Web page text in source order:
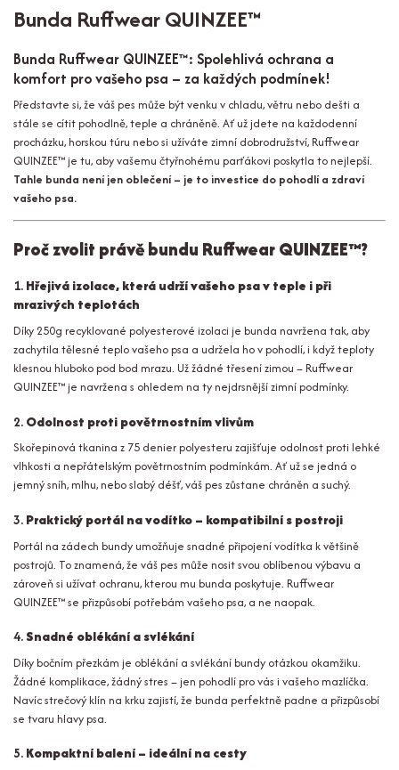
Bunda Ruffwear QUINZEE™
Bunda Ruffwear QUINZEE™: Spolehlivá ochrana a
komfort pro vašeho psa – za každých podmínek!
Představte si, že váš pes může být venku v chladu, větru nebo dešti a
stále se cítit pohodlně, teple a chráněně. Ať už jdete na každodenní
procházku, horskou túru nebo si užíváte zimní dobrodružství, Ruffwear
QUINZEE™ je tu, aby vašemu čtyřnohému parťákovi poskytla to nejlepší.
Tahle bunda není jen oblečení – je to investice do pohodlí a zdraví
vašeho psa.
Proč zvolit právě bundu Ruffwear QUINZEE™?
1.Hřejivá izolace, která udrží vašeho psa v teple i při
mrazivých teplotách
Díky 250g recyklované polyesterové izolaci je bunda navržena tak, aby
zachytila tělesné teplo vašeho psa a udržela ho v pohodlí, i když teploty
klesnou hluboko pod bod mrazu. Už žádné třesení zimou – Ruffwear
QUINZEE™ je navržena s ohledem na ty nejdrsnější zimní podmínky.
2.Odolnost proti povětrnostním vlivům
Skořepinová tkanina z 75 denier polyesteru zajišťuje odolnost proti lehké
vlhkosti a nepřátelským povětrnostním podmínkám. Ať už se jedná o
jemný sníh, mlhu, nebo slabý déšť, váš pes zůstane chráněn a suchý.
3.Praktický portál na vodítko – kompatibilní s postroji
Portál na zádech bundy umožňuje snadné připojení vodítka k většině
postrojů. To znamená, že váš pes může nosit svou oblíbenou výbavu a
zároveň si užívat ochranu, kterou mu bunda poskytuje. Ruffwear
QUINZEE™ se přizpůsobí potřebám vašeho psa, a ne naopak.
4.Snadné oblékání a svlékání
Díky bočním přezkám je oblékání a svlékání bundy otázkou okamžiku.
Žádné komplikace, žádný stres – jen pohodlí pro vás i vašeho mazlíčka.
Navíc strečový klín na krku zajistí, že bunda perfektně padne a přizpůsobí
se tvaru hlavy psa.
5.Kompaktní balení – ideální na cesty